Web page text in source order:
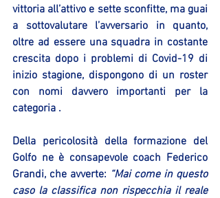
vittoria all’attivo e sette sconfitte, ma guai
a sottovalutare l’avversario in quanto,
oltre ad essere una squadra in costante
crescita dopo i problemi di Covid-19 di
inizio stagione, dispongono di un roster
con nomi davvero importanti per la
categoria .
Della pericolosità della formazione del
Golfo ne è consapevole coach Federico
Grandi, che avverte: “Mai come in questo
caso la classifica non rispecchia il reale